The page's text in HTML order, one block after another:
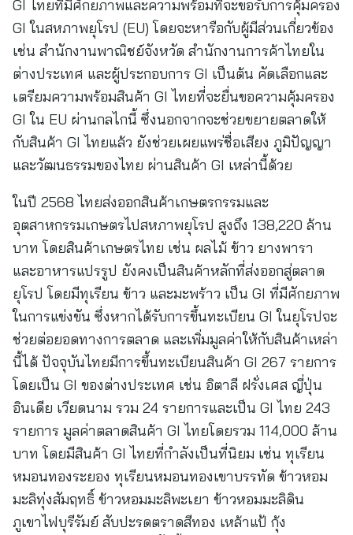
GI ไทยที่มีศักยภาพและความพร้อมที่จะขอรับการคุ้มครอง
GI ในสหภาพยุโรป (EU) โดยจะหารือกับผู้มีส่วนเกี่ยวข้อง
เช่น สำนักงานพาณิชย์จังหวัด สำนักงานการค้าไทยใน
ต่างประเทศ และผู้ประกอบการ GI เป็นต้น คัดเลือกและ
เตรียมความพร้อมสินค้า GI ไทยที่จะยื่นขอความคุ้มครอง
GI ใน EU ผ่านกลไกนี้ ซึ่งนอกจากจะช่วยขยายตลาดให้
กับสินค้า GI ไทยแล้ว ยังช่วยเผยแพร่ชื่อเสียง ภูมิปัญญา
และวัฒนธรรมของไทย ผ่านสินค้า GI เหล่านี้ด้วย
ในปี 2568 ไทยส่งออกสินค้าเกษตรกรรมและ
อุตสาหกรรมเกษตรไปสหภาพยุโรป สูงถึง 138,220 ล้าน
บาท โดยสินค้าเกษตรไทย เช่น ผลไม้ ข้าว ยางพารา
และอาหารแปรรูป ยังคงเป็นสินค้าหลักที่ส่งออกสู่ตลาด
ยุโรป โดยมีทุเรียน ข้าว และมะพร้าว เป็น GI ที่มีศักยภาพ
ในการแข่งขัน ซึ่งหากได้รับการขึ้นทะเบียน GI ในยุโรปจะ
ช่วยต่อยอดทางการตลาด และเพิ่มมูลค่าให้กับสินค้าเหล่า
นี้ได้ ปัจจุบันไทยมีการขึ้นทะเบียนสินค้า GI 267 รายการ
โดยเป็น GI ของต่างประเทศ เช่น อิตาลี ฝรั่งเศส ญี่ปุ่น
อินเดีย เวียดนาม รวม 24 รายการและเป็น GI ไทย 243
รายการ มูลค่าตลาดสินค้า GI ไทยโดยรวม 114,000 ล้าน
บาท โดยมีสินค้า GI ไทยที่กำลังเป็นที่นิยม เช่น ทุเรียน
หมอนทองระยอง ทุเรียนหมอนทองเขาบรรทัด ข้าวหอม
มะลิทุ่งสัมฤทธิ์ ข้าวหอมมะลิพะเยา ข้าวหอมมะลิดิน
ภูเขาไฟบุรีรัมย์ สับปะรดตราดสีทอง เหล้าแป้ กุ้ง